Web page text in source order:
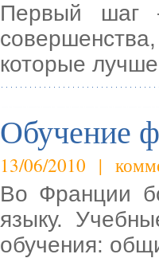
Первый шаг
которые
Обучение
13/06/2010 |
Во Франции
языку.
обучения: